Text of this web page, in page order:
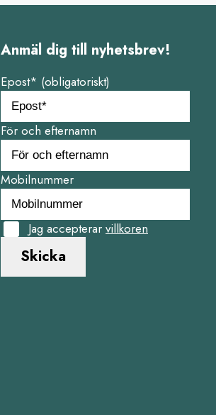
Anmäl dig till nyhetsbrev!
Epost* (obligatoriskt)
För och efternamn
Mobilnummer
Jag accepterar villkoren
Skicka